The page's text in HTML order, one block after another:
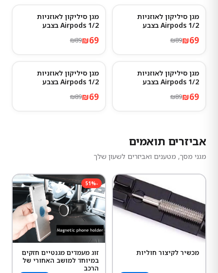
-
22 %
מגן סיליקון לאוזניות
Airpods 1/2 בצבע
₪69
₪89
-
22 %
מגן סיליקון לאוזניות
Airpods 1/2 בצבע
₪69
₪89
-
22 %
מגן סיליקון לאוזניות
Airpods 1/2 בצבע
₪69
₪89
-
22 %
מגן סיליקון לאוזניות
Airpods 1/2 בצבע
₪69
₪89
אביזרים תואמים
מגני מסך, מטענים ואביזרים לשעון שלך
מכשיר לקיצור חוליות
-
51%
זוג מעמדים מגנטיים חזקים
במיוחד למושב האחורי של
הרכב